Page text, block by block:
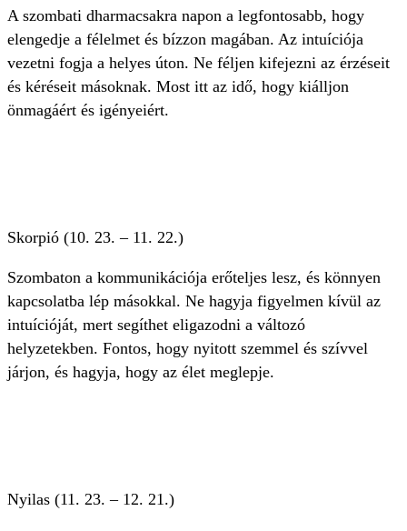
A szombati dharmacsakra napon a legfontosabb, hogy
elengedje a félelmet és bízzon magában. Az intuíciója
vezetni fogja a helyes úton. Ne féljen kifejezni az érzéseit
és kéréseit másoknak. Most itt az idő, hogy kiálljon
önmagáért és igényeiért.
Skorpió (10. 23. – 11. 22.)
Szombaton a kommunikációja erőteljes lesz, és könnyen
kapcsolatba lép másokkal. Ne hagyja figyelmen kívül az
intuícióját, mert segíthet eligazodni a változó
helyzetekben. Fontos, hogy nyitott szemmel és szívvel
járjon, és hagyja, hogy az élet meglepje.
Nyilas (11. 23. – 12. 21.)